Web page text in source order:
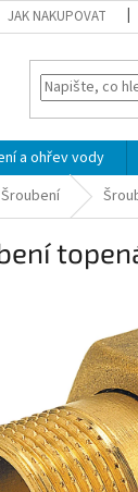
JAK NAKUPOVAT
a ohřev vody
Šroubení